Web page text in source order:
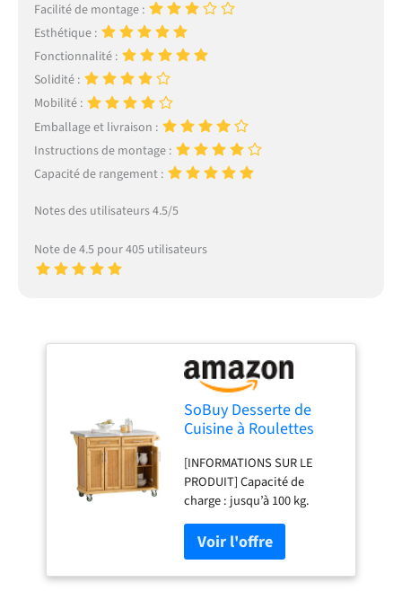
Facilité de montage :
Esthétique :
Fonctionnalité :
Solidité :
Mobilité :
Emballage et livraison :
Instructions de montage :
Capacité de rangement :
Notes des utilisateurs 4.5/5
Note de 4.5 pour 405 utilisateurs
SoBuy Desserte de
Cuisine à Roulettes
115x92x(46-71)cm
[INFORMATIONS SUR LE
PRODUIT] Capacité de
charge : jusqu’à 100 kg.
Matériau : MDF, panneau de
particules (E1), bambou,
acier inoxydable.
Dimensions du produit :